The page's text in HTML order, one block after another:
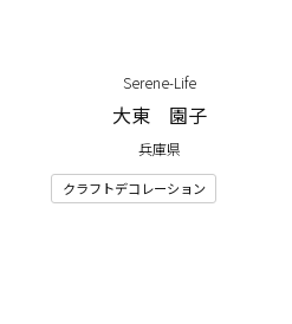
Serene-Life
大東 園子
兵庫県
クラフトデコレーション